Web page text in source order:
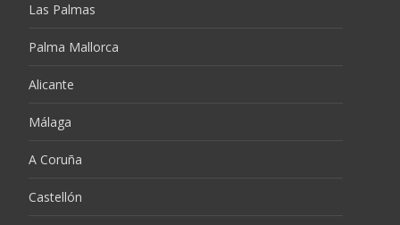
Las Palmas
Palma Mallorca
Alicante
Málaga
A Coruña
Castellón